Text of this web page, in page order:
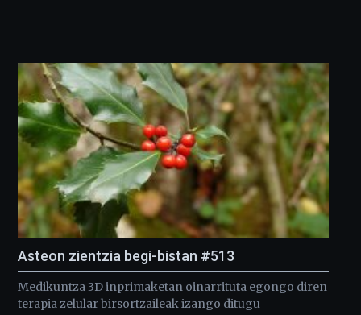
Asteon zientzia begi-bistan #513
Medikuntza 3D inprimaketan oinarrituta egongo diren
terapia zelular birsortzaileak izango ditugu